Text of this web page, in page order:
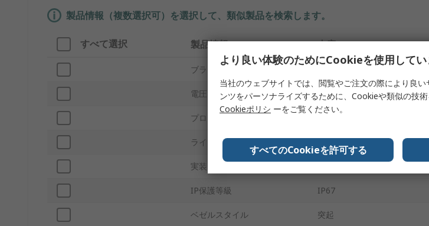
製品情報（複数選択可）を選択して、類似製品を検索します。
すべて選択 製品情報 内容
ブランド
電圧 12V dc
プロダクトタイプ
ライト出力色
実装タイプ
IP保護等級 IP67
ベゼルスタイル 突起
より良い体験のためにCookieを使用して
当社のウェブサイトでは、閲覧やご注文の際により良
ンツをパーソナライズするために、Cookieや類似の技
Cookieポリシ ーをご覧ください。
すべてのCookieを許可する